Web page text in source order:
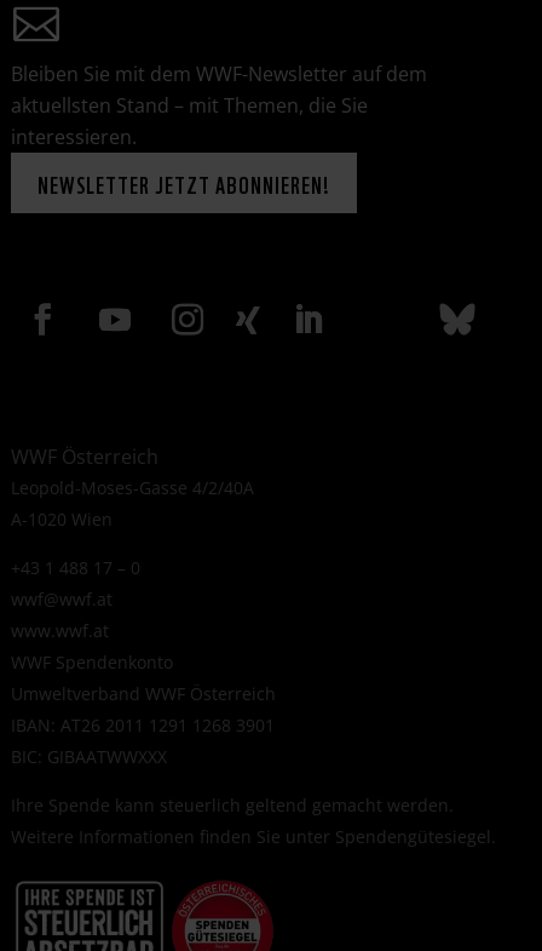
Bleiben Sie mit dem WWF-Newsletter auf dem
aktuellsten Stand – mit Themen, die Sie
interessieren.
NEWSLETTER JETZT ABONNIEREN!
WWF Österreich
Leopold-Moses-Gasse 4/2/40A
A-1020 Wien
+43 1 488 17 – 0
wwf@wwf.at
www.wwf.at
WWF Spendenkonto
Umweltverband WWF Österreich
IBAN: AT26 2011 1291 1268 3901
BIC: GIBAATWWXXX
Ihre Spende kann steuerlich geltend gemacht werden.
Weitere Informationen finden Sie unter Spendengütesiegel.